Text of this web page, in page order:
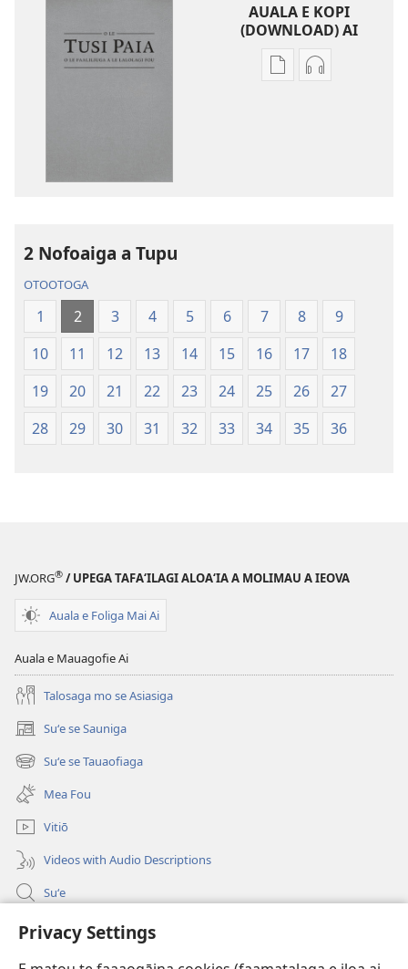
Privacy Settings
AUALA E KOPI
(DOWNLOAD) AI
Vaega
le
Faaliliuga
a
le
Lalolagi
Fou
Filifili
Faaliliuga
le
Lalolagi
Fou
(Toe
2 Nofoaiga a Tupu
OTOOTOGA
1 2 3 4 5 6 7 8
9
10
11 12 13 14 15 16 17
18
19
20 21 22 23 24 25 26
27
28
29 30 31 32 33 34 35 36
JW.ORG® / UPEGA TAFA‘ILAGI ALOA‘IA A MOLIMAU A IEOVA
Auala e Foliga Mai Ai
Auala e Mauagofie Ai
Talosaga mo se Asiasiga
Suʻe se Sauniga
(tatala
se
isi
polokalame)
Suʻe se Tauaofiaga
(tatala
se
isi
polokalame)
Mea Fou
Vitiō
Videos with Audio Descriptions
Suʻe
Faamatalaga mo Ofisa o le Malo